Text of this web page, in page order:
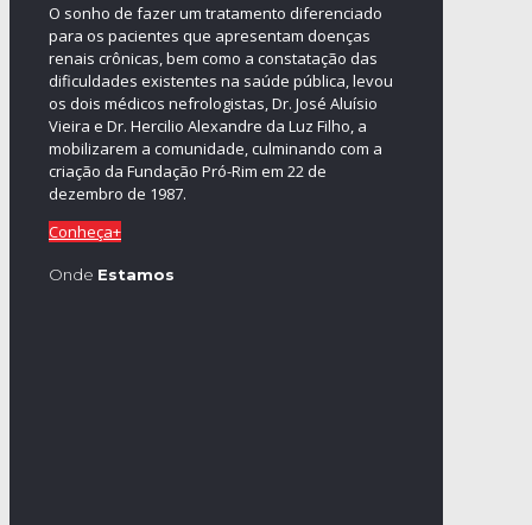
O sonho de fazer um tratamento diferenciado
para os pacientes que apresentam doenças
renais crônicas, bem como a constatação das
dificuldades existentes na saúde pública, levou
os dois médicos nefrologistas, Dr. José Aluísio
Vieira e Dr. Hercilio Alexandre da Luz Filho, a
mobilizarem a comunidade, culminando com a
criação da Fundação Pró-Rim em 22 de
dezembro de 1987.
Conheça+
Onde Estamos